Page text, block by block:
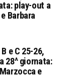
play-out a
Barbara
e C 25-26,
28^ giornata:
e